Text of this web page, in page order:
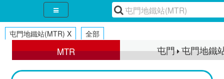
屯門地鐵站(MTR)
屯門地鐵站(MTR) X 全部
MTR 屯門 屯門地鐵
MTR 屯門 屯門地鐵